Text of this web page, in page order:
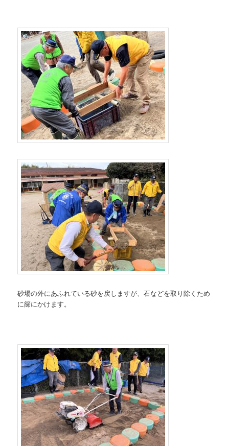
砂場の外にあふれている砂を戻しますが、石などを取り除くため
に篩にかけます。